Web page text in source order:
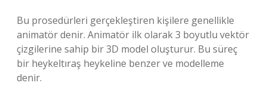
Bu prosedürleri gerçekleştiren kişilere genellikle
animatör denir. Animatör ilk olarak 3 boyutlu vektör
çizgilerine sahip bir 3D model oluşturur. Bu süreç
bir heykeltıraş heykeline benzer ve modelleme
denir.